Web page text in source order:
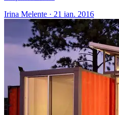
Irina Melente · 21 ian. 2016